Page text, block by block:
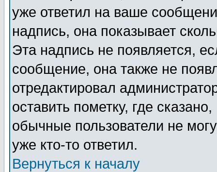
уже ответил на ваше
надпись, она показывает
Эта надпись не появляется,
сообщение, она также не
отредактировал
оставить пометку, где
обычные пользователи не
уже кто-то ответил.
Вернуться к началу